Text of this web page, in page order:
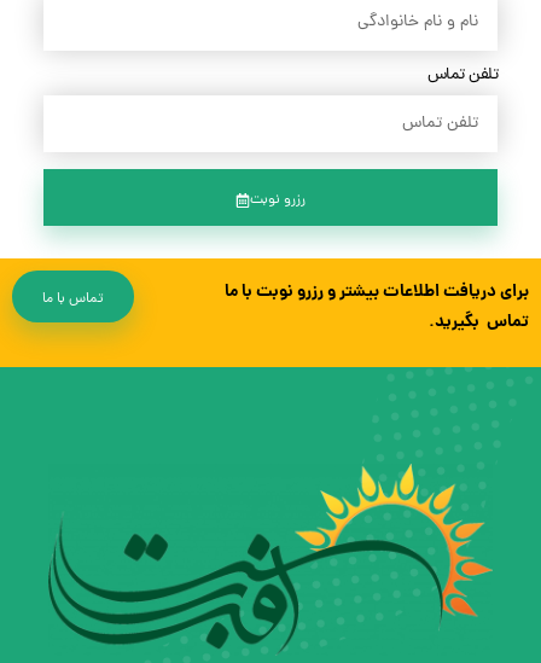
تلفن تماس
رزرو نوبت
برای دریافت اطلاعات بیشتر و رزرو نوبت با ما
تماس بگیرید.
تماس با ما